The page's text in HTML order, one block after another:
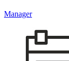
Manager